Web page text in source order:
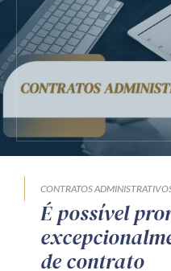
Av. Sete
Telefone
CONTRATOS
É possível
de contrato